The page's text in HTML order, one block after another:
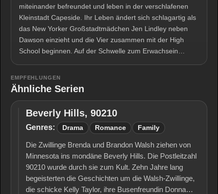
miteinander befreundet und leben in der verschlafenen
Kleinstadt Capeside. Ihr Leben ändert sich schlagartig als
das New Yorker Großstadtmädchen Jen Lindley neben
Dawson einzieht und die Vier zusammen mit der High
School beginnen. Auf der Schwelle zum Erwachsein…
EMPFEHLUNGEN
Ähnliche Serien
Beverly
Hills,
Beverly Hills, 90210
Genres: Drama Romance Family
Die Zwillinge Brenda und Brandon Walsh ziehen von
Minnesota ins mondäne Beverly Hills. Die Postleitzahl
90210 wurde durch sie zum Kult. Zehn Jahre lang
begeisterten die Geschichten um die Walsh-Zwillinge,
die schicke Kelly Taylor, ihre Busenfreundin Donna…